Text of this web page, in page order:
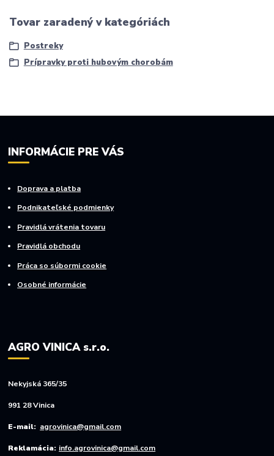
Tovar zaradený v kategóriách
Postreky
Prípravky proti hubovým chorobám
INFORMÁCIE PRE VÁS
Doprava a platba
Podnikateľské podmienky
Pravidlá vrátenia tovaru
Pravidlá obchodu
Práca so súbormi cookie
Osobné informácie
AGRO VINICA s.r.o.
Nekyjská 365/35
991 28 Vinica
E-mail: agrovinica@gmail.com
Reklamácia: info.agrovinica@gmail.com